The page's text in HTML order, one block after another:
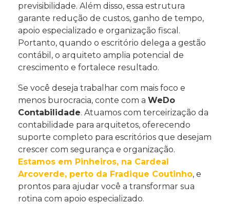
previsibilidade. Além disso, essa estrutura
garante redução de custos, ganho de tempo,
apoio especializado e organização fiscal.
Portanto, quando o escritório delega a gestão
contábil, o arquiteto amplia potencial de
crescimento e fortalece resultado.
Se você deseja trabalhar com mais foco e
menos burocracia, conte com a WeDo
Contabilidade. Atuamos com terceirização da
contabilidade para arquitetos, oferecendo
suporte completo para escritórios que desejam
crescer com segurança e organização.
Estamos em Pinheiros, na Cardeal
Arcoverde, perto da Fradique Coutinho, e
prontos para ajudar você a transformar sua
rotina com apoio especializado.